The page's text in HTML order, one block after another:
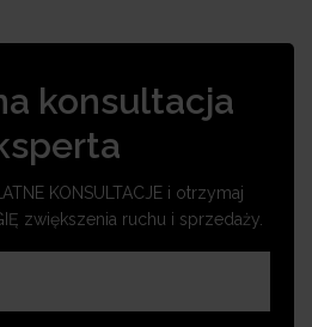
konsultacja
KONSULTACJE i otrzymaj
zwiększenia ruchu i sprzedaży.